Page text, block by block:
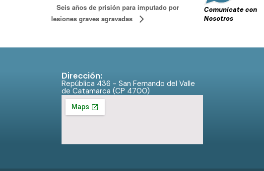
Comunicate con
Nosotros
Seis años de prisión para imputado por
lesiones graves agravadas
Dirección:
República 436 - San Fernando del Valle
de Catamarca (CP 4700)